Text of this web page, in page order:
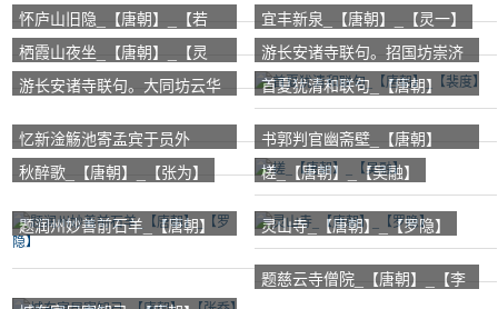
怀庐山旧隐_【唐朝】_【若
虚】
宜丰新泉_【唐朝】_【灵一】
栖霞山夜坐_【唐朝】_【灵
一】
游长安诸寺联句。招国坊崇济
寺。奇松联二十字绝句_【唐
朝】_【段成式】
游长安诸寺联句。大同坊云华
式】
首夏犹清和联句_【唐朝】
_【裴度】
忆新淦觞池寄孟宾于员外
_【唐朝】_【徐铉】
书郭判官幽斋壁_【唐朝】
_【李中】
秋醉歌_【唐朝】_【张为】 槎_【唐朝】_【吴融】
题润州妙善前石羊_【唐朝】
_【罗隐】
灵山寺_【唐朝】_【罗隐】
题慈云寺僧院_【唐朝】_【李